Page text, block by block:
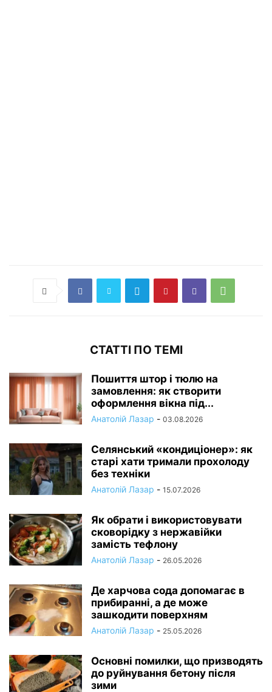
СТАТТІ ПО ТЕМІ
Пошиття штор і тюлю на
замовлення: як створити
оформлення вікна під...
Анатолій Лазар - 03.08.2026
Селянський «кондиціонер»: як
старі хати тримали прохолоду
без техніки
Анатолій Лазар - 15.07.2026
Як обрати і використовувати
сковорідку з нержавійки
замість тефлону
Анатолій Лазар - 26.05.2026
Де харчова сода допомагає в
прибиранні, а де може
зашкодити поверхням
Анатолій Лазар - 25.05.2026
Основні помилки, що призводять
до руйнування бетону після
зими